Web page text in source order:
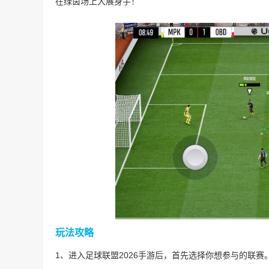
玩法攻略
1、进入足球联盟2026手游后，首先选择你想参与的联赛